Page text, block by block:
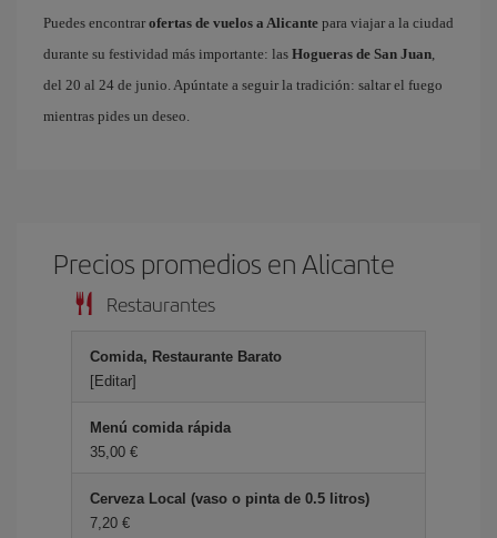
Puedes encontrar ofertas de vuelos a Alicante para viajar a la ciudad
durante su festividad más importante: las Hogueras de San Juan
del 20 al 24 de junio. Apúntate a seguir la tradición: saltar el fuego
mientras pides un deseo.
Precios promedios en Alicante
Restaurantes
Comida, Restaurante Barato
[Editar]
Menú comida rápida
35,00 €
Cerveza Local (vaso o pinta de 0.5 litros)
7,20 €